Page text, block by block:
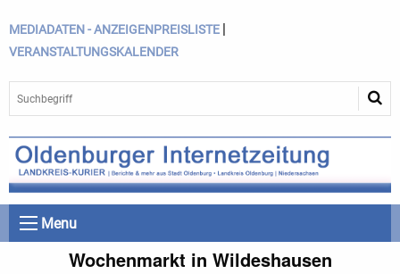
MEDIADATEN - ANZEIGENPREISLISTE |
VERANSTALTUNGSKALENDER
Menu
Wochenmarkt in Wildeshausen